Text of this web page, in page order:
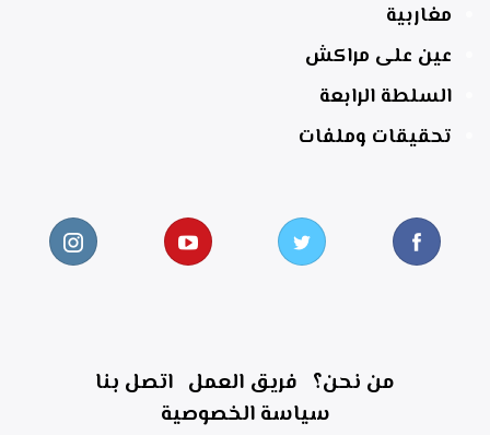
مغاربية
عين على مراكش
السلطة الرابعة
تحقيقات وملفات
من نحن؟ فريق العمل اتصل بنا
سياسة الخصوصية